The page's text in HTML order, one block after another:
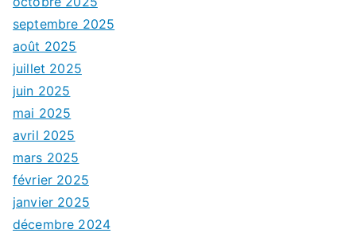
septembre 2025
août 2025
juillet 2025
juin 2025
mai 2025
avril 2025
mars 2025
février 2025
janvier 2025
décembre 2024